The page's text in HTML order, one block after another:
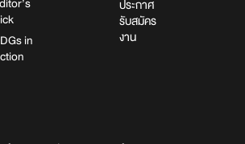
in
ประกาศ
รับสมัคร
งาน